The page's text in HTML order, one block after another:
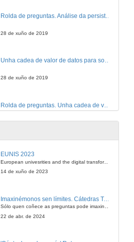
28 de xuño de 2019
Unha cadea de valor de datos para soportar o procesamento de evidencia multimodal en escenarios de aprendizaxe auténticos
28 de xuño de 2019
28 de xuño de 2019
EUNIS 2023
European univesrities and the digital transformation: challenges and opportunities ahead
14 de xuño de 2023
Imaxinémonos sen límites. Cátedras Telefónica
Sólo quen coñece as preguntas pode imaxinar novas respostas
22 de abr. de 2024